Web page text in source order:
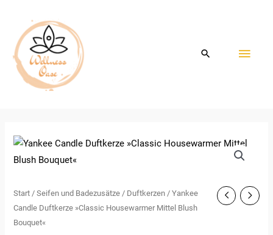
springen
Start /Seifen und Badezusätze / Duftkerzen / Yankee
Candle Duftkerze »Classic Housewarmer Mittel Blush
Bouquet«